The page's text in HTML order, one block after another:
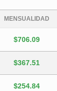
MENSUALIDAD
$706.09
$367.51
$254.84